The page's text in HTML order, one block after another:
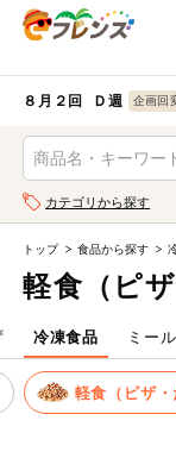
ログイン
生協加入はこちら
登録から開始まで
８月２回 Ｄ週
食品
から探す
果物
野菜
肉・ハム・ソ
ーセージ
魚介・加工品
米・雑穀など
カテゴリから探す
検索条件を指定し
も検索できます。
キーワード
キーワードをす
メーカー名
トップ 食品から探す
軽食（ピ
冷凍食品 ミー
軽食（ピザ・